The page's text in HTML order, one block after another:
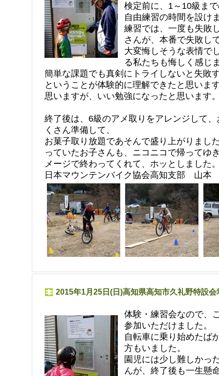
検定前に、1～10級ま
自由練習の時間を設け
練習では、一度も失敗
さんが、本番で失敗し
大変悔しそうな表情で
る私たちも悔しく感じ
簡単な課題でも真剣にトライしないと失敗
ということが体験的に理解できたと思いま
思いますが、いい勉強になったと思います
終了後は、6級のアメ取りをアレンジして
くさん準備して、
お菓子取り放題であそんで盛り上がりまし
っていたお子さんも、ニコニコで帰ってゆ
メージで終わってくれて、ホッとしました
日本マウンテンバイク協会高知支部 山
2015年1月25日(日)高知県高知市久礼野特設会
体験・練習会なので、
参加いただけました。
自転車に乗り始めたば
方もいました。
園児には少し難しかっ
んが、終了後も一生懸